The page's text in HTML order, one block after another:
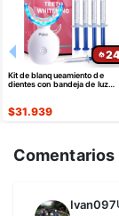
24
Kit de blanqueamiento de
dientes con bandeja de luz
$31.939
Comentarios
Ivan097